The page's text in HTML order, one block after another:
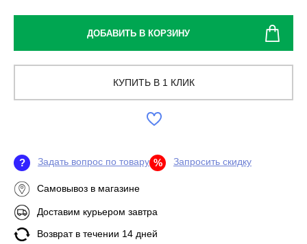
ДОБАВИТЬ В КОРЗИНУ
КУПИТЬ В 1 КЛИК
? Задать вопрос по товару % Запросить скидку
Самовывоз в магазине
Доставим курьером завтра
Возврат в течении 14 дней